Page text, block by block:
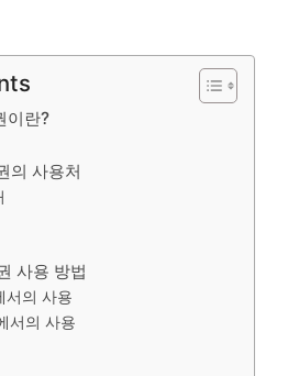
이란?
의 사용처
사용 방법
서의 사용
서의 사용